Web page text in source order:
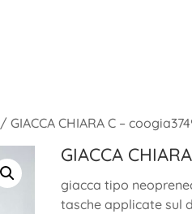
/ GIACCA CHIARA C –
GIACCA
giacca tipo
tasche applicate sul